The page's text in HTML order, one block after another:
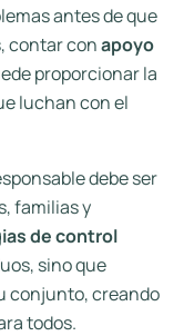
antes de que
contar conapoyo
proporcionar la
luchan con el
debe ser
familias y
de control
sino que
conjunto, creando
todos.